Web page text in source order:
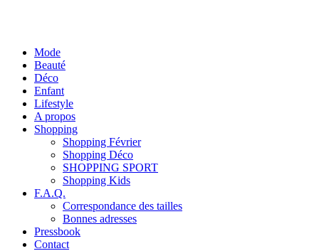
Mode
Beauté
Déco
Enfant
Lifestyle
A propos
Shopping
Shopping Février
Shopping Déco
SHOPPING SPORT
Shopping Kids
F.A.Q.
Correspondance des tailles
Bonnes adresses
Pressbook
Contact